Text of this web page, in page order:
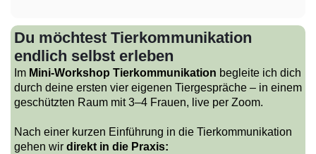
Du möchtest Tierkommunikation
endlich selbst erleben
Im Mini-Workshop Tierkommunikation begleite ich dich
durch deine ersten vier eigenen Tiergespräche – in einem
geschützten Raum mit 3–4 Frauen, live per Zoom.
Nach einer kurzen Einführung in die Tierkommunikation
gehen wir direkt in die Praxis: